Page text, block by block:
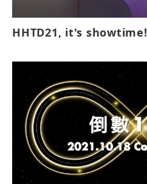
HHTD21, it's showtime!